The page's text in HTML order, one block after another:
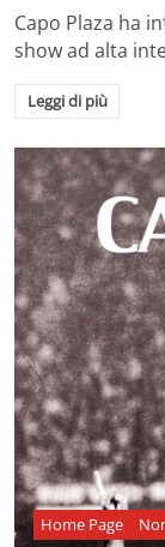
Capo Plaza ha
show ad alta
Leggi di più
Home Page